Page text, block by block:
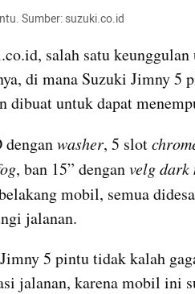
Sumber: suzuki.co.id
salah satu
di mana Suzuki Jimny 5
dibuat untuk dapat
washer, 5 slot
, ban 15” dengan velg
mobil, semua
jalanan.
5 pintu tidak kalah
jalanan, karena mobil ini